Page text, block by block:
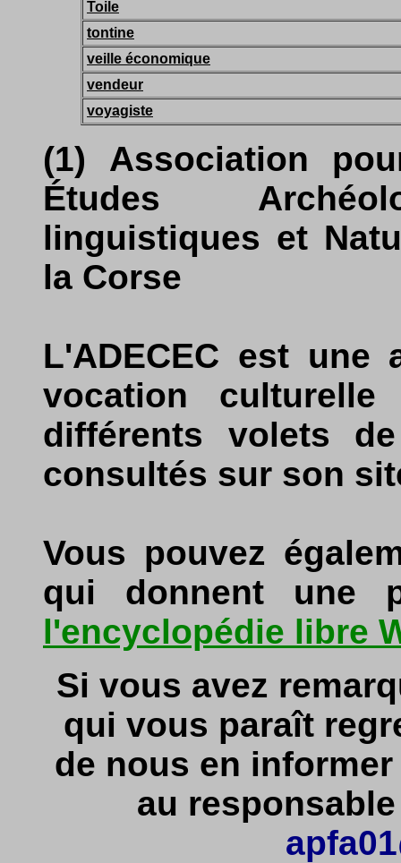
Toile
tontine
veille économique
vendeur
voyagiste
(1) Association
Études
linguistiques et
la Corse
L'ADECEC est une
vocation
différents volets
consultés sur son
Vous pouvez
qui donnent une
l'encyclopédie libre
Si vous avez
qui vous paraît
de nous en
au